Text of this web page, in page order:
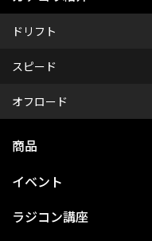
ドリフト
スピード
オフロード
商品
イベント
ラジコン講座